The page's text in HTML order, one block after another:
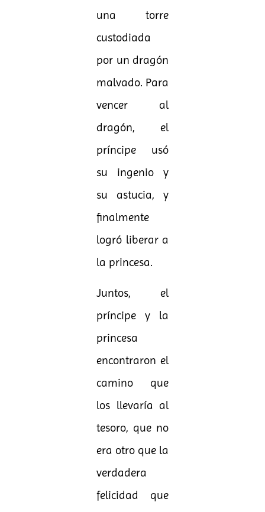
una torre
custodiada
por un dragón
malvado. Para
vencer al
dragón, el
príncipe usó
su ingenio y
su astucia, y
finalmente
logró liberar a
la princesa.
Juntos, el
príncipe y la
princesa
encontraron el
camino que
los llevaría al
tesoro, que no
era otro que la
verdadera
felicidad que